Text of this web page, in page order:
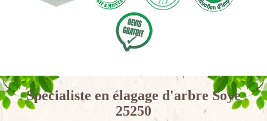
Spécialiste en élagage d'arbre Soye
25250